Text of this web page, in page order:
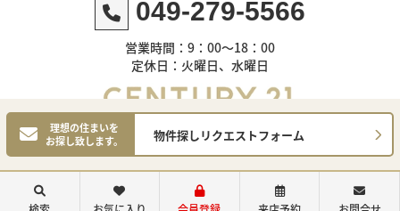
理想の住まいを
お探し致します。
物件探しリクエストフォーム
049-279-5566
営業時間：9：00～18：00
定休日：火曜日、水曜日
©センチュリー21明和ハウス